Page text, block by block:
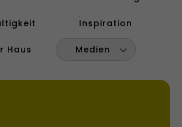
Inspiration
Haus Medien